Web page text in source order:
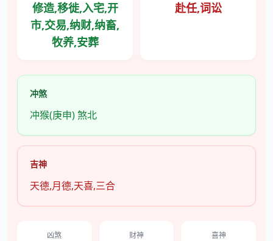
修造,移徙,入宅,开
市,交易,纳财,纳畜,
牧养,安葬
赴任,词讼
冲煞
冲猴(庚申) 煞北
吉神
天德,月德,天喜,三合
凶煞 财神 喜神